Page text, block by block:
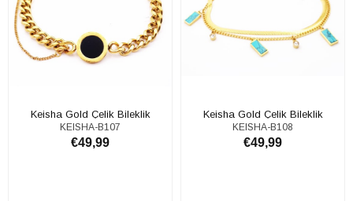
Keisha Gold Çelik Bileklik
KEISHA-B107
€49,99
Keisha Gold Çelik Bileklik
KEISHA-B108
€49,99